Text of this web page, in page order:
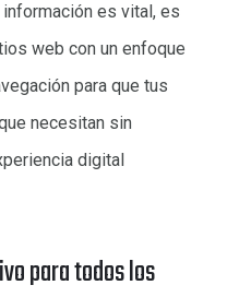
es vital, es
web con un enfoque
para que tus
necesitan sin
digital
para todos los